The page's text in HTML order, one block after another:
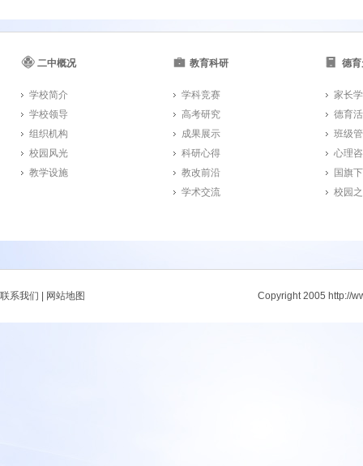
二中概况
学校简介
学校领导
组织机构
校园风光
教学设施
教育科研
学科竞赛
高考研究
成果展示
科研心得
教改前沿
学术交流
德
家长
德育
班级
心理
国旗
校园
联系我们 网站地图 Copyright 2005 http://